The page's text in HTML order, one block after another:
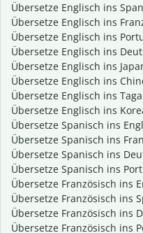
Übersetze Englisch ins
Übersetze Englisch ins
Übersetze Englisch ins
Übersetze Englisch ins
Übersetze Englisch ins
Übersetze Englisch ins
Übersetze Englisch ins
Übersetze Englisch ins
Übersetze Spanisch ins
Übersetze Spanisch ins
Übersetze Spanisch ins
Übersetze Spanisch ins
Übersetze Französisch ins
Übersetze Französisch ins
Übersetze Französisch ins
Übersetze Französisch ins